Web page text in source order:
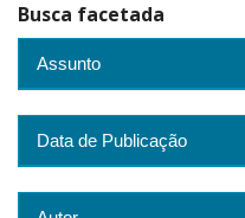
Busca facetada
Assunto
Data de Publicação